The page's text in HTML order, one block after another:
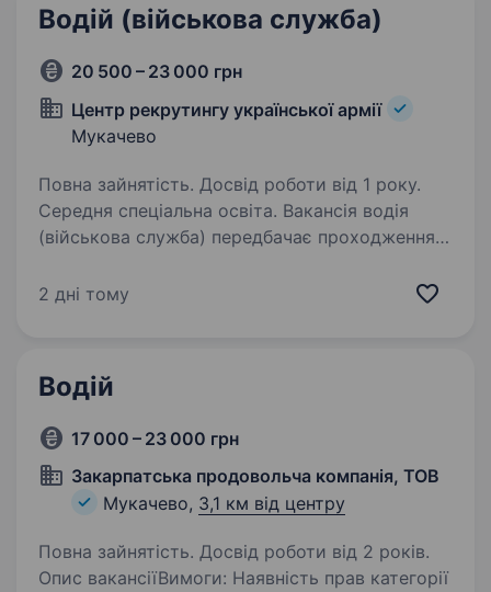
службового авто, підтримувато…
Водій (військова служба)
20 500 – 23 000 грн
Центр рекрутингу української армії
Мукачево
Повна зайнятість. Досвід роботи від 1 року.
Середня спеціальна освіта. Вакансія водія
(військова служба) передбачає проходження
Карпатської Січі (м. МУКАЧЕВО) в/ч 2142.
2 дні тому
Водій
17 000 – 23 000 грн
Закарпатська продовольча компанія, ТОВ
Мукачево, 3,1 км від центру
Повна зайнятість. Досвід роботи від 2 років.
Опис вакансіїВимоги: Наявність прав категорії